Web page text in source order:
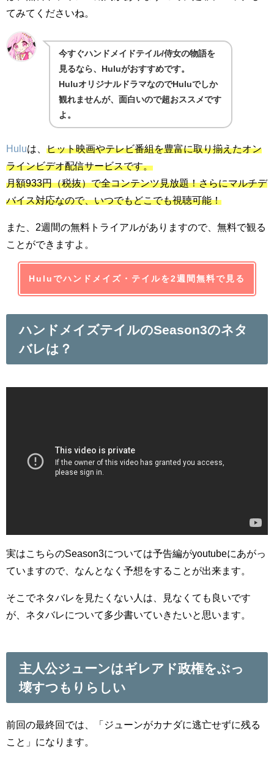
てみてくださいね。
今すぐハンドメイドテイル/侍女の物語を
見るなら、Huluがおすすめです。
HuluオリジナルドラマなのでHuluでしか
観れませんが、面白いので超おススメです
よ。
Huluは、 ヒット映画やテレビ番組を豊富に取り揃えたオン
ラインビデオ配信サービスです。
月額933円（税抜）で全コンテンツ見放題！さらにマルチデ
バイス対応なので、いつでもどこでも視聴可能！
また、2週間の無料トライアルがありますので、無料で観る
ことができますよ。
Huluでハンドメイズ・テイルを2週間無料で見る
ハンドメイズテイルのSeason3のネタ
バレは？
実はこちらのSeason3については予告編がyoutubeにあがっ
ていますので、なんとなく予想をすることが出来ます。
そこでネタバレを見たくない人は、見なくても良いです
が、ネタバレについて多少書いていきたいと思います。
主人公ジューンはギレアド政権をぶっ
壊すつもりらしい
前回の最終回では、「ジューンがカナダに逃亡せずに残る
こと」になります。